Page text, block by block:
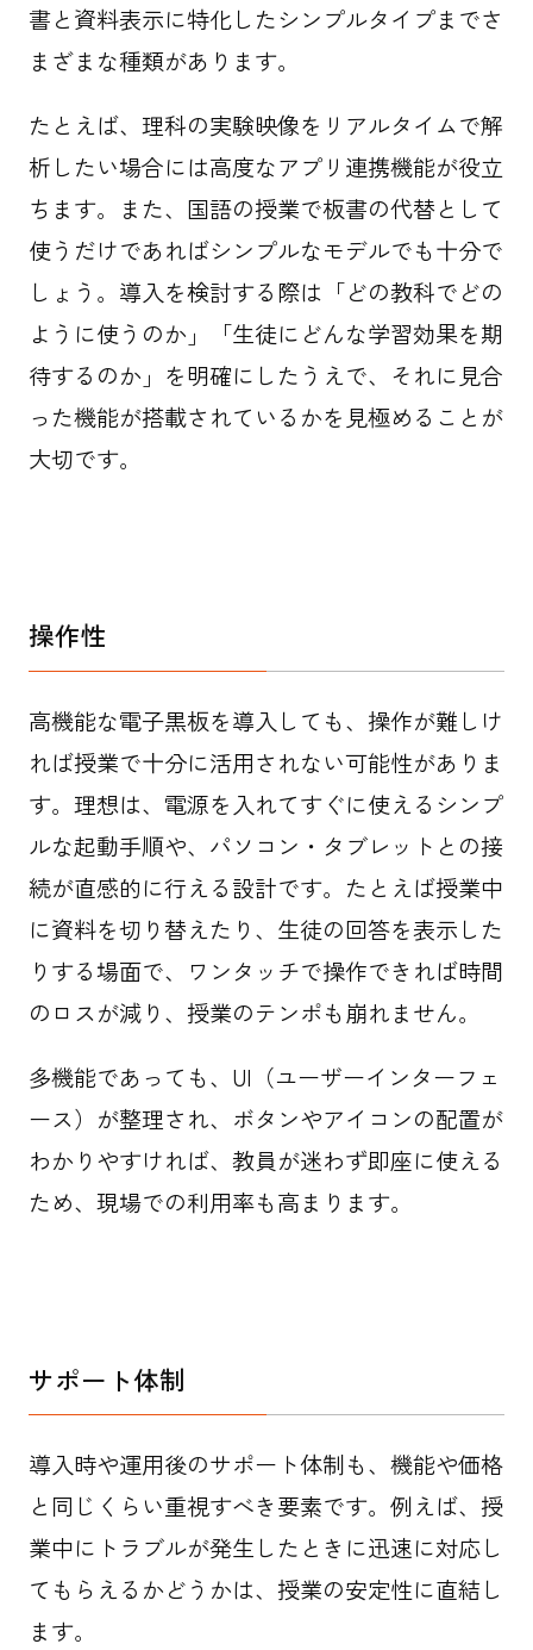
書と資料表示に特化したシンプルタイプまでさ
まざまな種類があります。
たとえば、理科の実験映像をリアルタイムで解
析したい場合には高度なアプリ連携機能が役立
ちます。また、国語の授業で板書の代替として
使うだけであればシンプルなモデルでも十分で
しょう。導入を検討する際は「どの教科でどの
ように使うのか」「生徒にどんな学習効果を期
待するのか」を明確にしたうえで、それに見合
った機能が搭載されているかを見極めることが
大切です。
操作性
高機能な電子黒板を導入しても、操作が難しけ
れば授業で十分に活用されない可能性がありま
す。理想は、電源を入れてすぐに使えるシンプ
ルな起動手順や、パソコン・タブレットとの接
続が直感的に行える設計です。たとえば授業中
に資料を切り替えたり、生徒の回答を表示した
りする場面で、ワンタッチで操作できれば時間
のロスが減り、授業のテンポも崩れません。
多機能であっても、UI（ユーザーインターフェ
ース）が整理され、ボタンやアイコンの配置が
わかりやすければ、教員が迷わず即座に使える
ため、現場での利用率も高まります。
サポート体制
導入時や運用後のサポート体制も、機能や価格
と同じくらい重視すべき要素です。例えば、授
業中にトラブルが発生したときに迅速に対応し
てもらえるかどうかは、授業の安定性に直結し
ます。